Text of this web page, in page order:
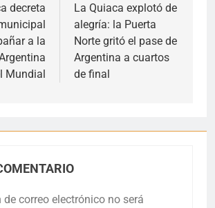
decreta
a la
Mundial
La Quiaca explotó de
alegría: la Puerta
Norte gritó el pase de
Argentina a cuartos
de final
de correo electrónico no será